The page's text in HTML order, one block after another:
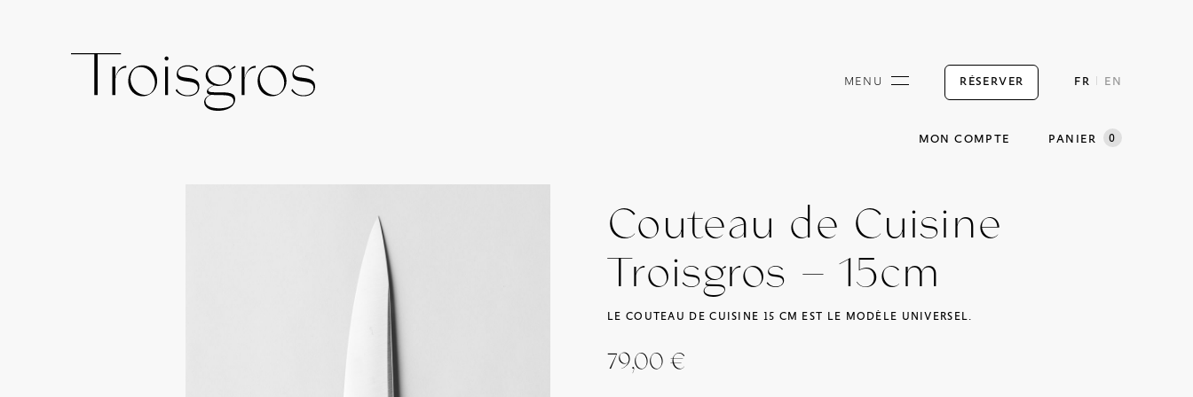
MENU RÉSERVER FR EN
MON COMPTE PANIER 0
Couteau de Cuisine
Troisgros – 15cm
LE COUTEAU DE CUISINE 15 CM EST LE MODÈLE UNIVERSEL.
79,00€